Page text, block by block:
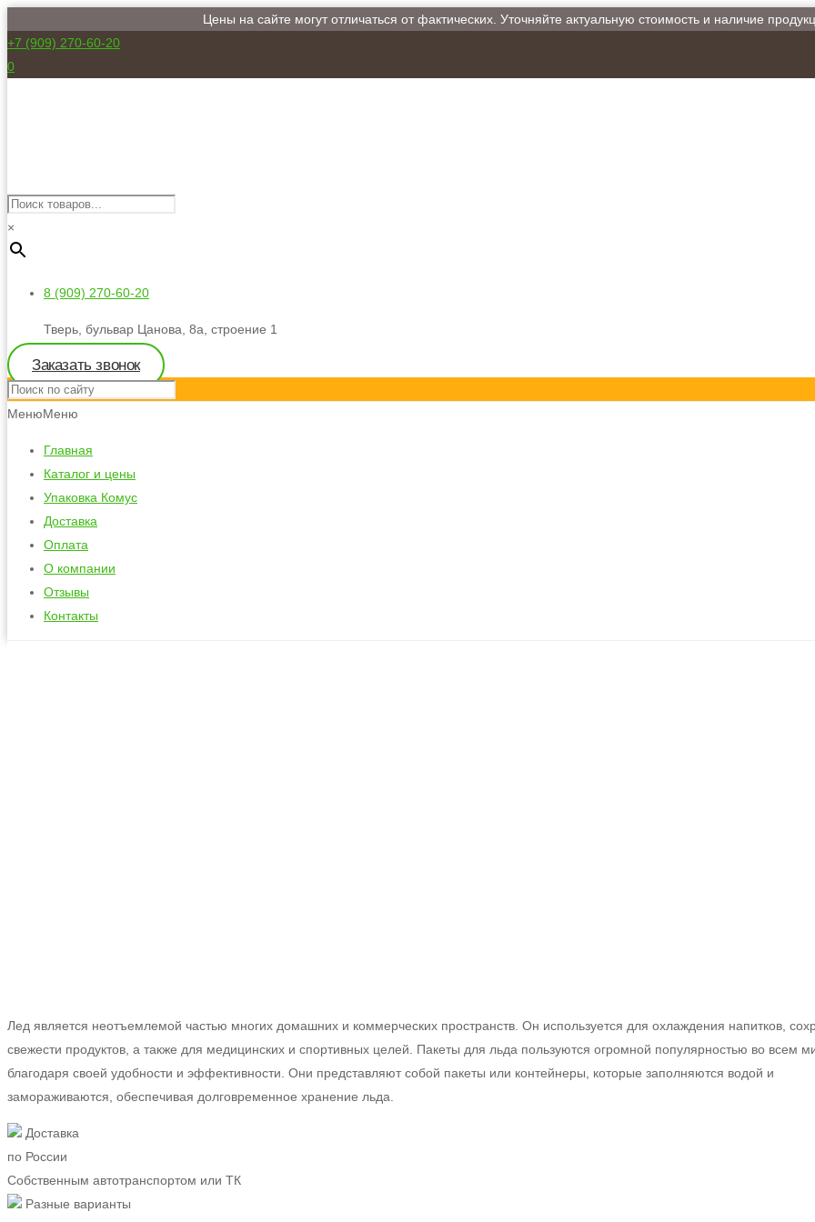
Цены на сайте могут отличаться от фактических. Уточняйте актуальную стоимость и наличие
+7 (909) 270-60-20
0
×
8 (909) 270-60-20
Тверь, бульвар Цанова, 8а, строение 1
Заказать звонок
МенюМеню
Главная
Каталог и цены
Упаковка Комус
Доставка
Оплата
О компании
Отзывы
Контакты
Лед является неотъемлемой частью многих домашних и коммерческих пространств. Он используется для охлаждения напитков,
свежести продуктов, а также для медицинских и спортивных целей. Пакеты для льда пользуются огромной популярностью во всем
благодаря своей удобности и эффективности. Они представляют собой пакеты или контейнеры, которые заполняются водой и
замораживаются, обеспечивая долговременное хранение льда.
Доставка
по России
Собственным автотранспортом или ТК
Разные варианты